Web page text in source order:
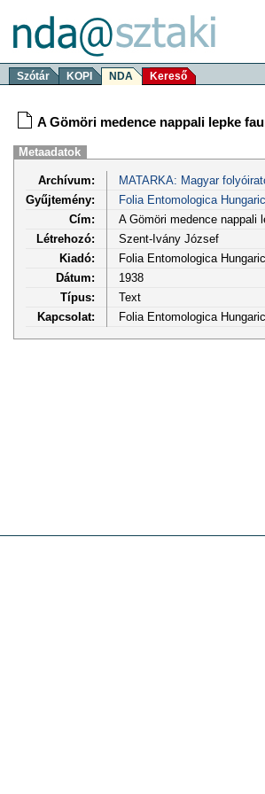
Szótár KOPI NDA Kereső
A Gömöri medence nappali lepke
Metaadatok
Archívum:
MATARKA: Magyar
Gyűjtemény:
Folia Entomologica
Cím:
A Gömöri medence nappali
Létrehozó:
Szent-Ivány József
Kiadó:
Folia Entomologica
Dátum:
1938
Típus:
Text
Kapcsolat:
Folia Entomologica